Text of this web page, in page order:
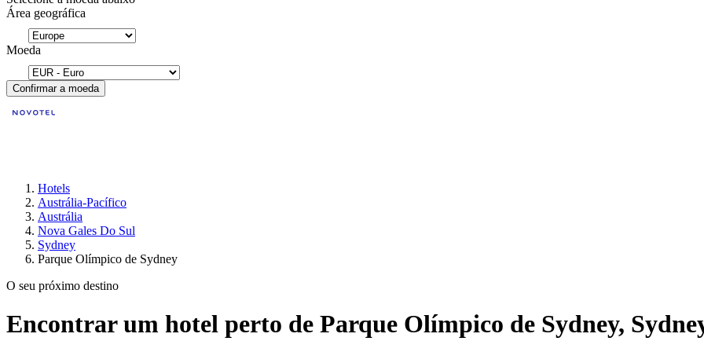
Área geográfica
Moeda
Confirmar a moeda
Hotels
Austrália-Pacífico
Austrália
Nova Gales Do Sul
Sydney
Parque Olímpico de Sydney
O seu próximo destino
Encontrar um hotel perto de Parque Olímpico de Sydney,